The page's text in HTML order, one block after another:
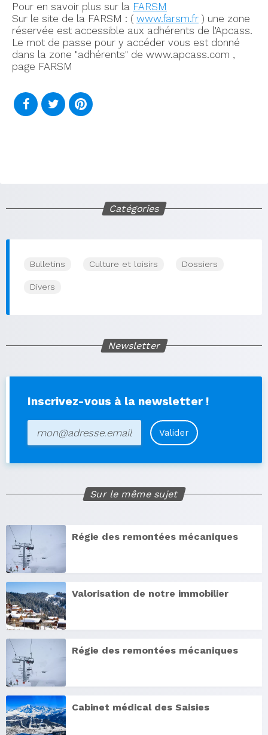
Pour en savoir plus sur la FARSM
Sur le site de la FARSM : ( www.farsm.fr ) une zone
réservée est accessible aux adhérents de l'Apcass.
Le mot de passe pour y accéder vous est donné
dans la zone "adhérents" de www.apcass.com ,
page FARSM
Catégories
Bulletins Culture et loisirs Dossiers
Divers
Newsletter
Inscrivez-vous à la newsletter !
Valider
Sur le même sujet
Régie des remontées mécaniques
Valorisation de notre immobilier
Régie des remontées mécaniques
Cabinet médical des Saisies